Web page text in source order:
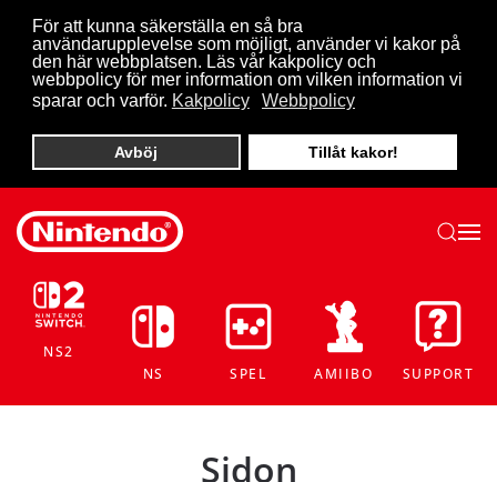
För att kunna säkerställa en så bra
användarupplevelse som möjligt, använder vi kakor på
den här webbplatsen. Läs vår kakpolicy och
webbpolicy för mer information om vilken information vi
sparar och varför. Kakpolicy Webbpolicy
Avböj Tillåt kakor!
Skip to main content
NS2
NS
SPEL AMIIBO SUPPORT
Sidon